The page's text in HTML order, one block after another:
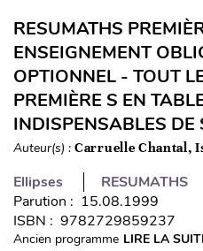
RESUMATHS
ENSEIGNEMENT
OPTIONNEL - TOUT
PREMIÈRE S EN
INDISPENSABLES DE
Auteur(s) : Carruelle Chantal,
Ellipses
RESUMATHS
Parution : 15.08.1999
ISBN : 9782729859237
Ancien programme LIRE LA